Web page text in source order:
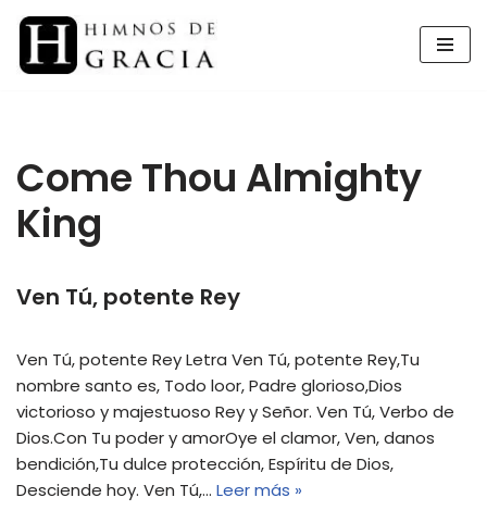
Saltar
Come Thou Almighty
King
Ven Tú, potente Rey
Ven Tú, potente Rey Letra Ven Tú, potente Rey,Tu
nombre santo es, Todo loor, Padre glorioso,Dios
victorioso y majestuoso Rey y Señor. Ven Tú, Verbo de
Dios.Con Tu poder y amorOye el clamor, Ven, danos
bendición,Tu dulce protección, Espíritu de Dios,
Desciende hoy. Ven Tú,… Leer más »